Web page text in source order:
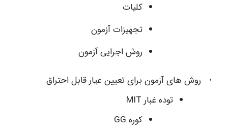
کلیات
تجهیزات آزمون
روش اجرایی آزمون
روش های آزمون برای تعیین عیار قابل احتراق
توده غبار MIT
کوره GG